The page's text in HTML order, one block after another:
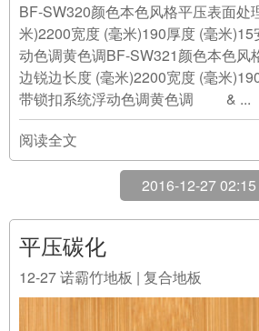
BF-SW320颜色本色风格平压表面处
米)2200宽度 (毫米)190厚度 (毫米
动色调黄色调BF-SW321颜色本色风
边锐边长度 (毫米)2200宽度 (毫米
带锁扣系统浮动色调黄色调 & ...
阅读全文
2016-12-27 02:15
平压碳化
12-27诺霸竹地板 | 复合地板